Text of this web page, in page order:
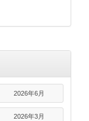
2026年6月
2026年3月